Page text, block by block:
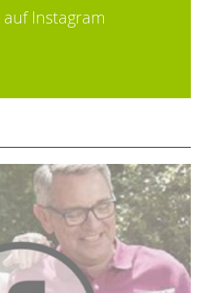
auf Instagram